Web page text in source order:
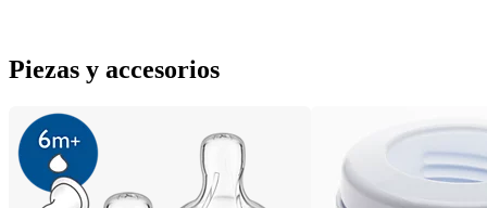
Piezas y accesorios